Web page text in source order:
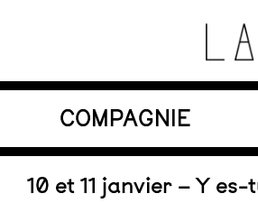
La Compagnie s'Appelle
Reviens
Théâtre de recherche où
COMPAGNIE
En
10 et 11 janvier – Y es-